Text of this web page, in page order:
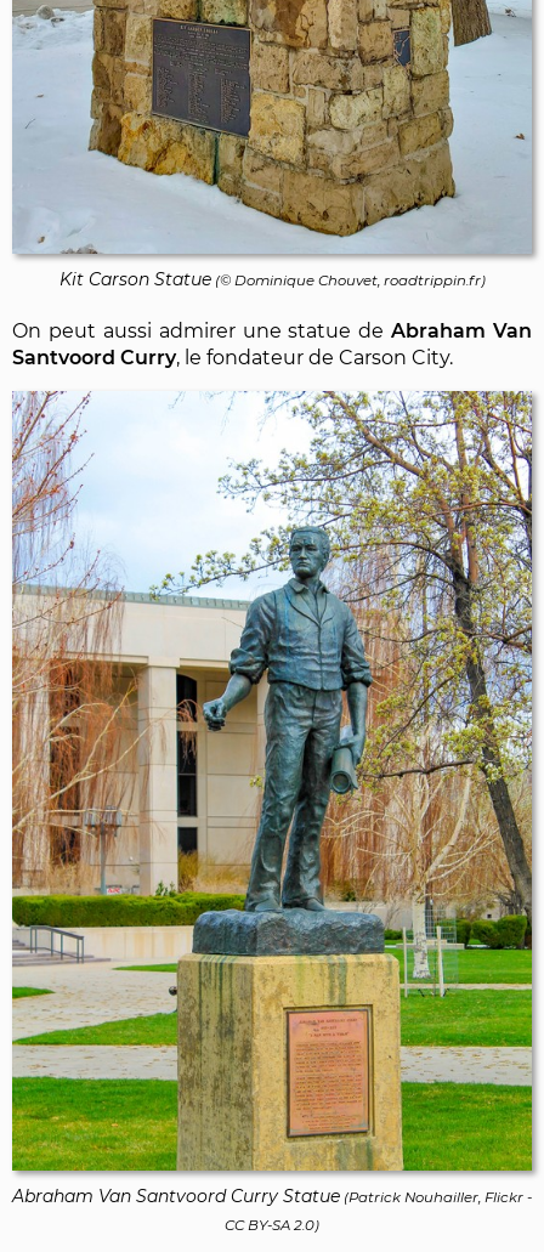
Kit Carson Statue(© Dominique Chouvet, roadtrippin.fr)
On peut aussi admirer une statue deAbraham Van
Santvoord Curry, le fondateur de Carson City.
Abraham Van Santvoord Curry Statue (Patrick Nouhailler, Flickr -
CC BY-SA 2.0)